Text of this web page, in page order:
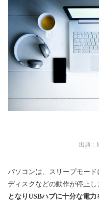
出典：
パソコンは、スリープモー
ディスクなどの動作が停止し
となりUSBハブに十分な電